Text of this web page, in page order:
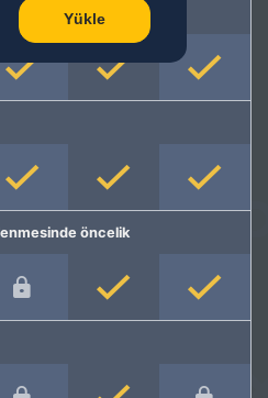
öncelik
Yükle